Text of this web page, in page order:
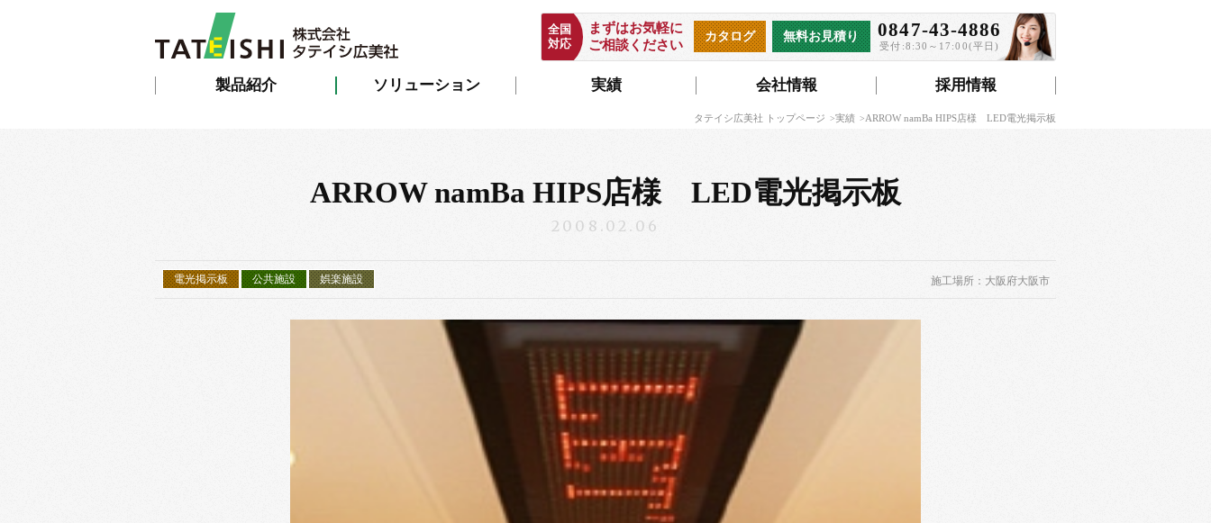
製品紹介 ソリューション 実績 会社情報 採用情報
0847-43-4886
受付:8:30～17:00(平日)
無料お見積り
カタログ
まずはお気軽に
ご相談ください
全国
対応
タテイシ広美社 トップページ 実績 ARROW namBa HIPS店様 LED電光掲示板
ARROW namBa HIPS店様 LED電光掲示板
2008.02.06
電光掲示板 公共施設 娯楽施設 施工場所：大阪府大阪市